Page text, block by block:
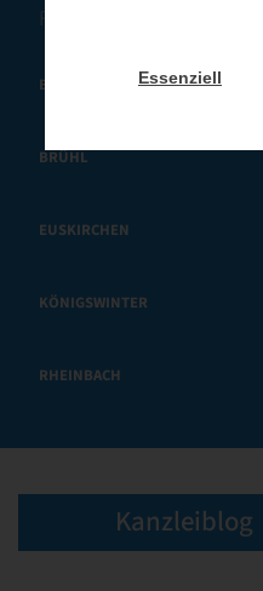
Essenziell
Fragen haben, melden
BONN
BRÜHL
EUSKIRCHEN
KÖNIGSWINTER
RHEINBACH
Kanzleiblog